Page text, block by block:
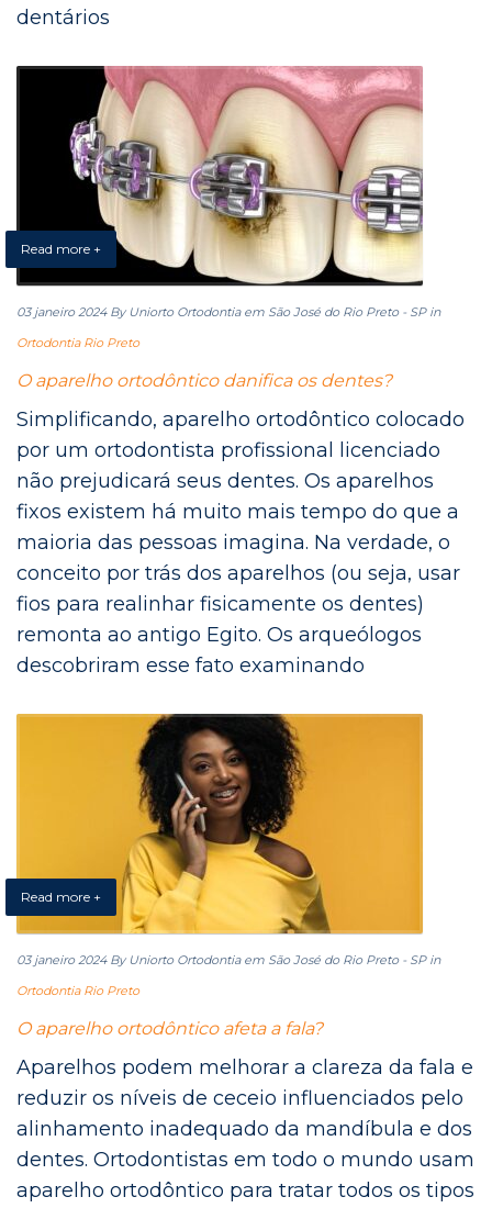
dentários
Read more +
03 janeiro 2024 By Uniorto Ortodontia em São José do Rio Preto - SP in
Ortodontia Rio Preto
O aparelho ortodôntico danifica os dentes?
Simplificando, aparelho ortodôntico colocado
por um ortodontista profissional licenciado
não prejudicará seus dentes. Os aparelhos
fixos existem há muito mais tempo do que a
maioria das pessoas imagina. Na verdade, o
conceito por trás dos aparelhos (ou seja, usar
fios para realinhar fisicamente os dentes)
remonta ao antigo Egito. Os arqueólogos
descobriram esse fato examinando
Read more +
03 janeiro 2024 By Uniorto Ortodontia em São José do Rio Preto - SP in
Ortodontia Rio Preto
O aparelho ortodôntico afeta a fala?
Aparelhos podem melhorar a clareza da fala e
reduzir os níveis de ceceio influenciados pelo
alinhamento inadequado da mandíbula e dos
dentes. Ortodontistas em todo o mundo usam
aparelho ortodôntico para tratar todos os tipos